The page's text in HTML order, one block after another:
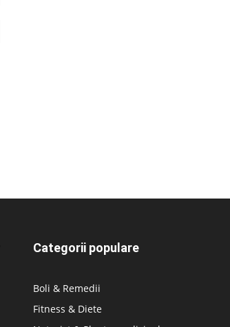
Categorii populare
Boli & Remedii
Fitness & Diete